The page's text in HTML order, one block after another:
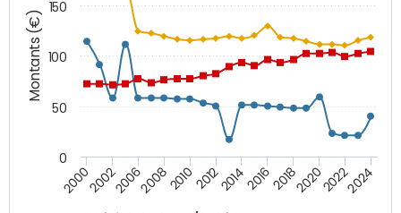
Montants (€)
200020022006200820102012201420162018202020222024
0
50
100
150